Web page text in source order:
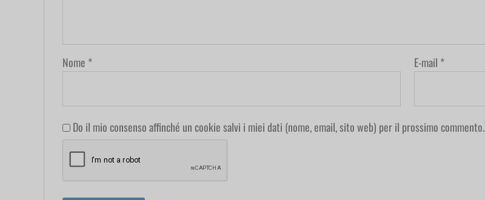
Nome * E-mail *
Do il mio consenso affinché un cookie salvi i miei dati (nome, email, sito web) per il prossimo commento.